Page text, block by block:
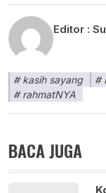
Editor :
kasih sayang
rahmatNYA
BACA JUGA